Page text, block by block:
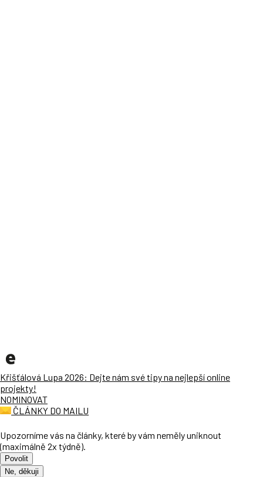
Křišťálová Lupa 2026: Dejte nám své tipy na nejlepší online
projekty!
NOMINOVAT
ČLÁNKY DO MAILU
Upozorníme vás na články, které by vám neměly uniknout
(maximálně 2x týdně).
Povolit
Ne, děkuji